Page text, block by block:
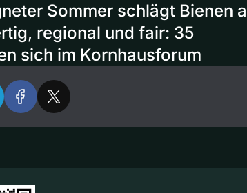
Sommer schlägt Bienen
regional und fair: 35
sich im Kornhausforum